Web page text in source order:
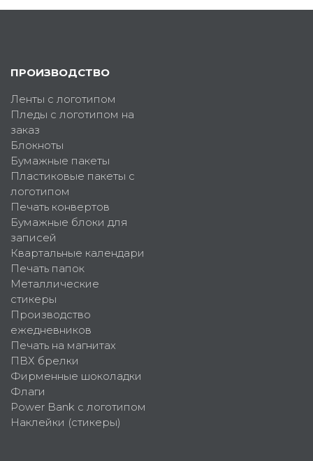
ПРОИЗВОДСТВО
Ленты с логотипом
Пледы с логотипом на
заказ
Блокноты
Бумажные пакеты
Пластиковые пакеты с
логотипом
Печать конвертов
Бумажные блоки для
записей
Квартальные календари
Печать папок
Металлические
стикеры
Производство
ежедневников
Печать на магнитах
ПВХ брелки
Фирменные шоколадки
Флаги
Power Bank с логотипом
Наклейки (стикеры)